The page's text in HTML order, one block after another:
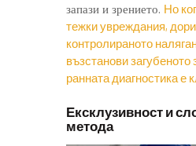
запази и зрението. Но
тежки увреждания,
контролираното
възстанови загубеното
ранната диагностика е
Ексклузивност и
метода